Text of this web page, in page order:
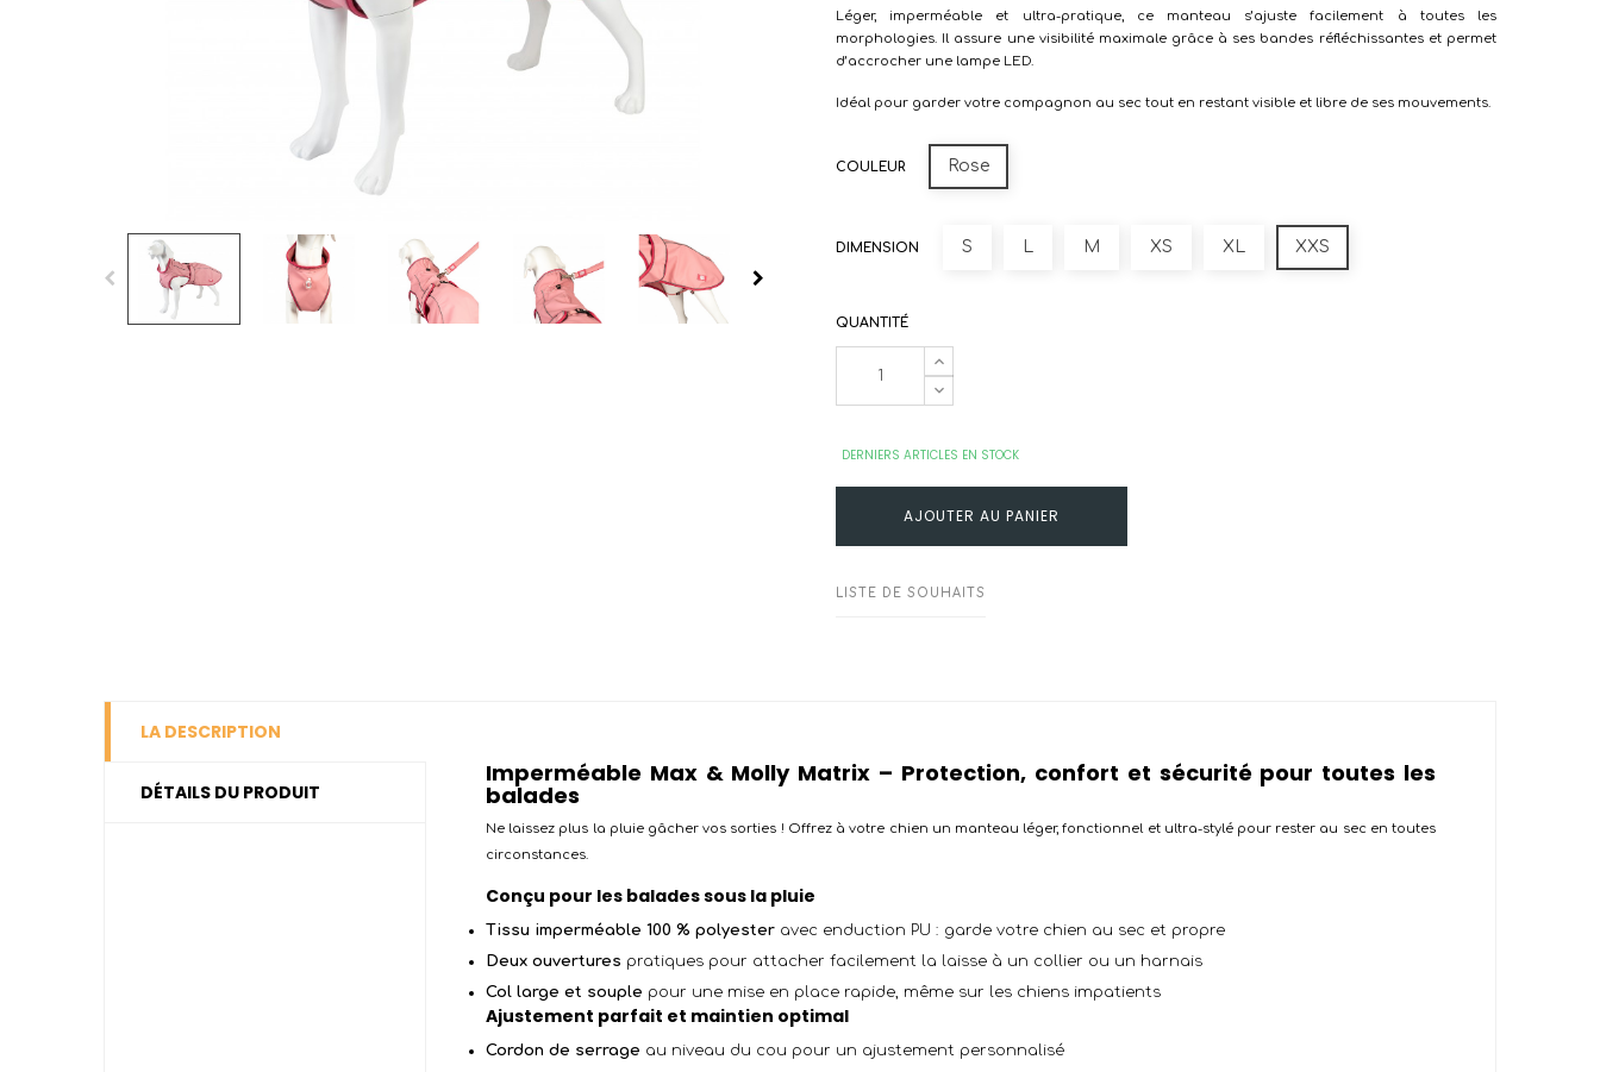
Léger, imperméable et ultra-pratique, ce manteau s’ajuste facilement à toutes les
morphologies. Il assure une visibilité maximale grâce à ses bandes réfléchissantes et permet
d’accrocher une lampe LED.
Idéal pour garder votre compagnon au sec tout en restant visible et libre de ses mouvements.
COULEUR Rose
DIMENSION S L M XS XL XXS
QUANTITÉ
DERNIERS ARTICLES EN STOCK
AJOUTER AU PANIER
LISTE DE SOUHAITS
LA DESCRIPTION
DÉTAILS DU PRODUIT
Imperméable Max & Molly Matrix – Protection, confort et sécurité pour toutes les
balades
Ne laissez plus la pluie gâcher vos sorties ! Offrez à votre chien un manteau léger, fonctionnel et ultra-stylé pour rester au sec en toutes
circonstances.
Conçu pour les balades sous la pluie
Tissu imperméable 100 % polyester avec enduction PU : garde votre chien au sec et propre
Deux ouvertures pratiques pour attacher facilement la laisse à un collier ou un harnais
Col large et souple pour une mise en place rapide, même sur les chiens impatients
Ajustement parfait et maintien optimal
Cordon de serrage au niveau du cou pour un ajustement personnalisé